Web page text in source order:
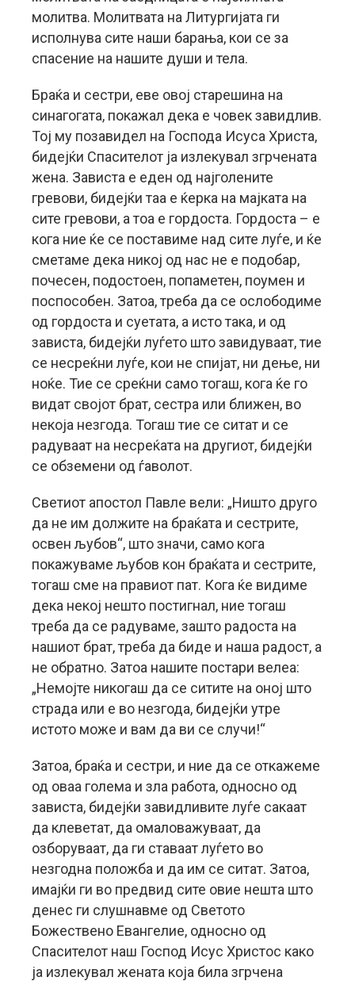
молитва. Молитвата на Литургијата ги
исполнува сите наши барања, кои се за
спасение на нашите души и тела.
Браќа и сестри, еве овој старешина на
синагогата, покажал дека е човек завидлив.
Тој му позавидел на Господа Исуса Христа,
бидејќи Спасителот ја излекувал згрчената
жена. Зависта е еден од најголените
гревови, бидејќи таа е ќерка на мајката на
сите гревови, а тоа е гордоста. Гордоста – е
кога ние ќе се поставиме над сите луѓе, и ќе
сметаме дека никој од нас не е подобар,
почесен, подостоен, попаметен, поумен и
поспособен. Затоа, треба да се ослободиме
од гордоста и суетата, а исто така, и од
зависта, бидејќи луѓето што завидуваат, тие
се несреќни луѓе, кои не спијат, ни дење, ни
ноќе. Тие се среќни само тогаш, кога ќе го
видат својот брат, сестра или ближен, во
некоја незгода. Тогаш тие се ситат и се
радуваат на несреќата на другиот, бидејќи
се обземени од ѓаволот.
Светиот апостол Павле вели: „Ништо друго
да не им должите на браќата и сестрите,
освен љубов“, што значи, само кога
покажуваме љубов кон браќата и сестрите,
тогаш сме на правиот пат. Кога ќе видиме
дека некој нешто постигнал, ние тогаш
треба да се радуваме, зашто радоста на
нашиот брат, треба да биде и наша радост, а
не обратно. Затоа нашите постари велеа:
„Немојте никогаш да се ситите на оној што
страда или е во незгода, бидејќи утре
истото може и вам да ви се случи!“
Затоа, браќа и сестри, и ние да се откажеме
од оваа голема и зла работа, односно од
зависта, бидејќи завидливите луѓе сакаат
да клеветат, да омаловажуваат, да
озборуваат, да ги ставаат луѓето во
незгодна положба и да им се ситат. Затоа,
имајќи ги во предвид сите овие нешта што
денес ги слушнавме од Светото
Божествено Евангелие, односно од
Спасителот наш Господ Исус Христос како
ја излекувал жената која била згрчена